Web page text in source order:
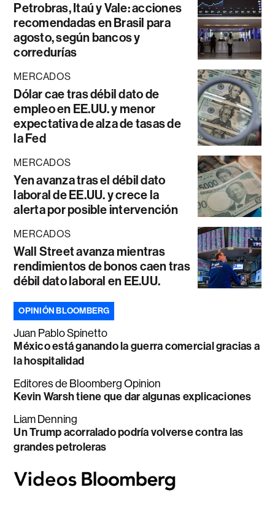
Petrobras, Itaú y Vale: acciones
recomendadas en Brasil para
agosto, según bancos y
corredurías
MERCADOS
Dólar cae tras débil dato de
empleo en EE.UU. y menor
expectativa de alza de tasas de
la Fed
MERCADOS
Yen avanza tras el débil dato
laboral de EE.UU. y crece la
alerta por posible intervención
MERCADOS
Wall Street avanza mientras
rendimientos de bonos caen tras
débil dato laboral en EE.UU.
OPINIÓN BLOOMBERG
Juan Pablo Spinetto
México está ganando la guerra comercial gracias a
la hospitalidad
Editores de Bloomberg Opinion
Kevin Warsh tiene que dar algunas explicaciones
Liam Denning
Un Trump acorralado podría volverse contra las
grandes petroleras